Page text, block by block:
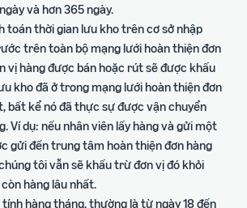
và hơn 365 ngày.
toán thời gian lưu kho trên cơ sở nhập
trên toàn bộ mạng lưới hoàn thiện đơn
vị hàng được bán hoặc rút sẽ được khấu
kho đã ở trong mạng lưới hoàn thiện đơn
bất kể nó đã thực sự được vận chuyển
Ví dụ: nếu nhân viên lấy hàng và gửi một
gửi đến trung tâm hoàn thiện đơn hàng
tôi vẫn sẽ khấu trừ đơn vị đó khỏi
hàng lâu nhất.
hàng tháng, thường là từ ngày 18 đến